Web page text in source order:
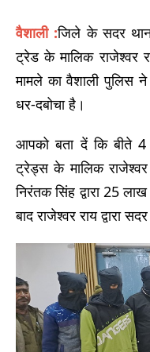
वैशाली :जिले के सदर
ट्रेड के मालिक राजेश्वर
मामले का वैशाली पुलिस
धर-दबोचा है।
आपको बता दें कि बीते 4
ट्रेड्स के मालिक
निरंतक सिंह द्वारा 25
बाद राजेश्वर राय द्वारा